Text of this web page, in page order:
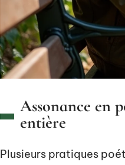
Assonance en
entière
Plusieurs pratiques